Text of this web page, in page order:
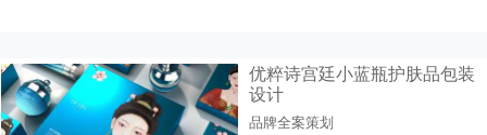
优粹诗宫廷小蓝瓶护肤品包装
设计
品牌全案策划